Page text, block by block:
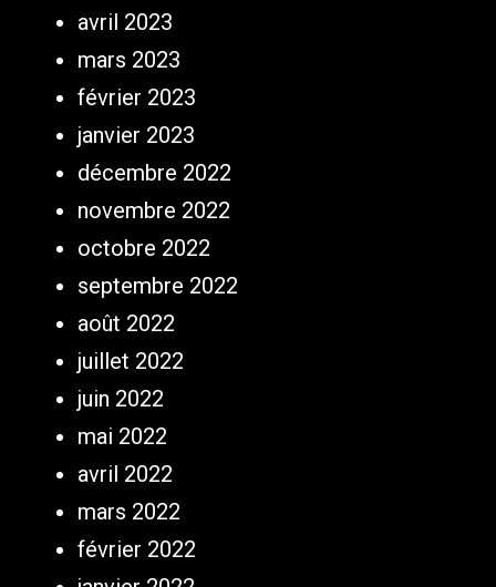
avril 2023
mars 2023
février 2023
janvier 2023
décembre 2022
novembre 2022
octobre 2022
septembre 2022
août 2022
juillet 2022
juin 2022
mai 2022
avril 2022
mars 2022
février 2022